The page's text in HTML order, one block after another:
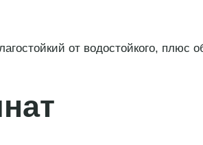
от водостойкого, плюс